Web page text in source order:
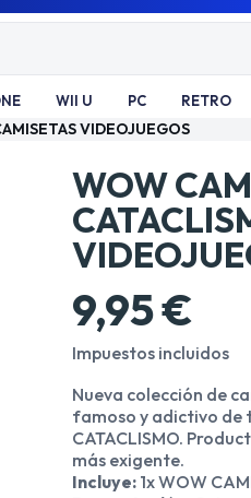
WII U PC RETRO
VIDEOJUEGOS
WOW
9,95 €
Impuestos incluidos
Nueva colección de
famoso y adictivo de
CATACLISMO.
más exigente.
Incluye: 1x WOW